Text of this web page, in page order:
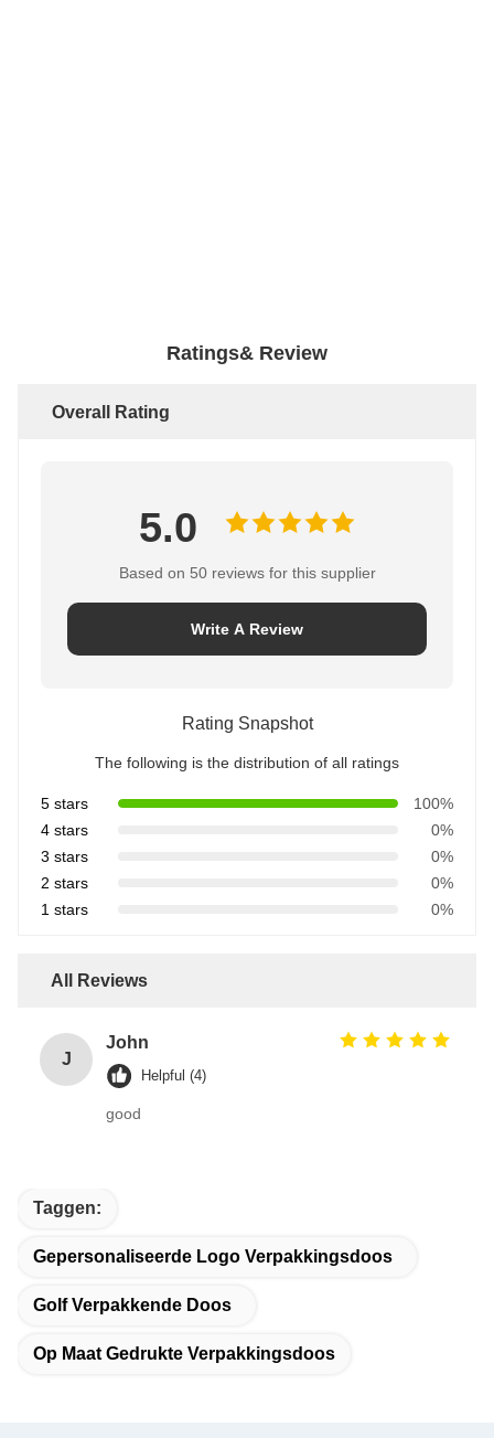
Ratings& Review
Overall Rating
5.0
Based on 50 reviews for this supplier
Write A Review
Rating Snapshot
The following is the distribution of all ratings
5 stars
100%
4 stars
0%
3 stars
0%
2 stars
0%
1 stars
0%
All Reviews
J
John
Helpful (4)
good
Taggen:
Gepersonaliseerde Logo Verpakkingsdoos
Golf Verpakkende Doos
Op Maat Gedrukte Verpakkingsdoos